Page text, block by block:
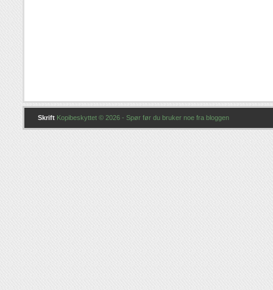
Skrift Kopibeskyttet © 2026 - Spør før du bruker noe fra bloggen